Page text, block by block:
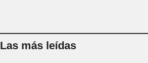
Las más leídas